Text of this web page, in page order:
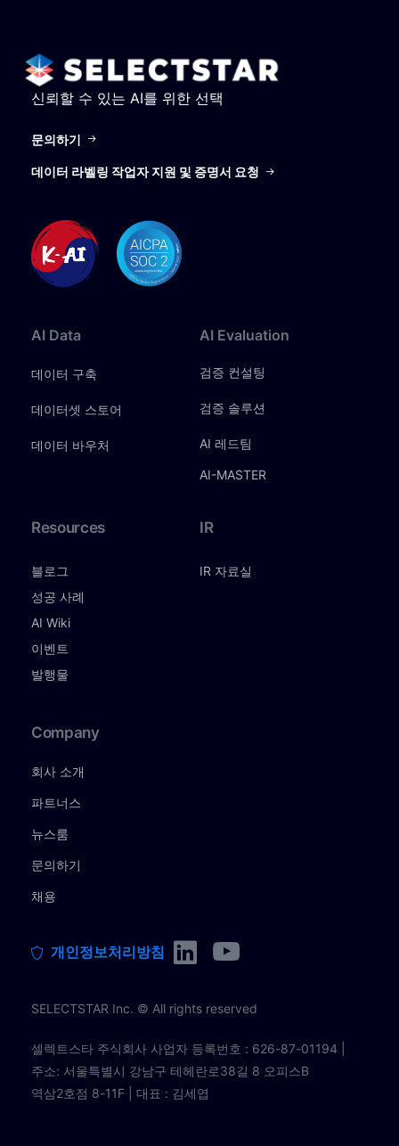
신뢰할 수 있는 AI를 위한 선택
문의하기
데이터 라벨링 작업자 지원 및 증명서 요청
AI Data
데이터 구축
데이터셋 스토어
데이터 바우처
AI Evaluation
검증 컨설팅
검증 솔루션
AI 레드팀
AI-MASTER
Resources
블로그
성공 사례
AI Wiki
이벤트
발행물
IR
IR 자료실
Company
회사 소개
파트너스
뉴스룸
문의하기
채용
개인정보처리방침
SELECTSTAR Inc. © All rights reserved
셀렉트스타 주식회사 사업자 등록번호 : 626-87-01194 |
주소: 서울특별시 강남구 테헤란로38길 8 오피스B
역삼2호점 8-11F | 대표 : 김세엽